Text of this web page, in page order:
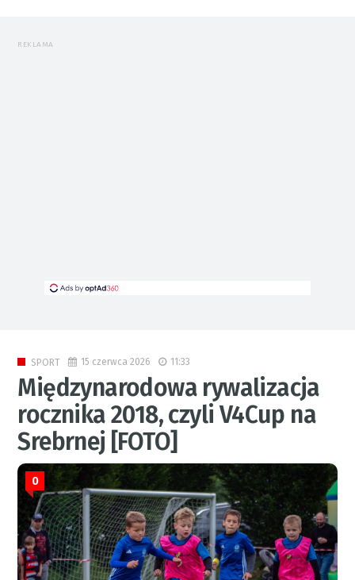
REKLAMA
SPORT 15 czerwca 2026 11:33
Międzynarodowa rywalizacja
rocznika 2018, czyli V4Cup na
Srebrnej [FOTO]
0